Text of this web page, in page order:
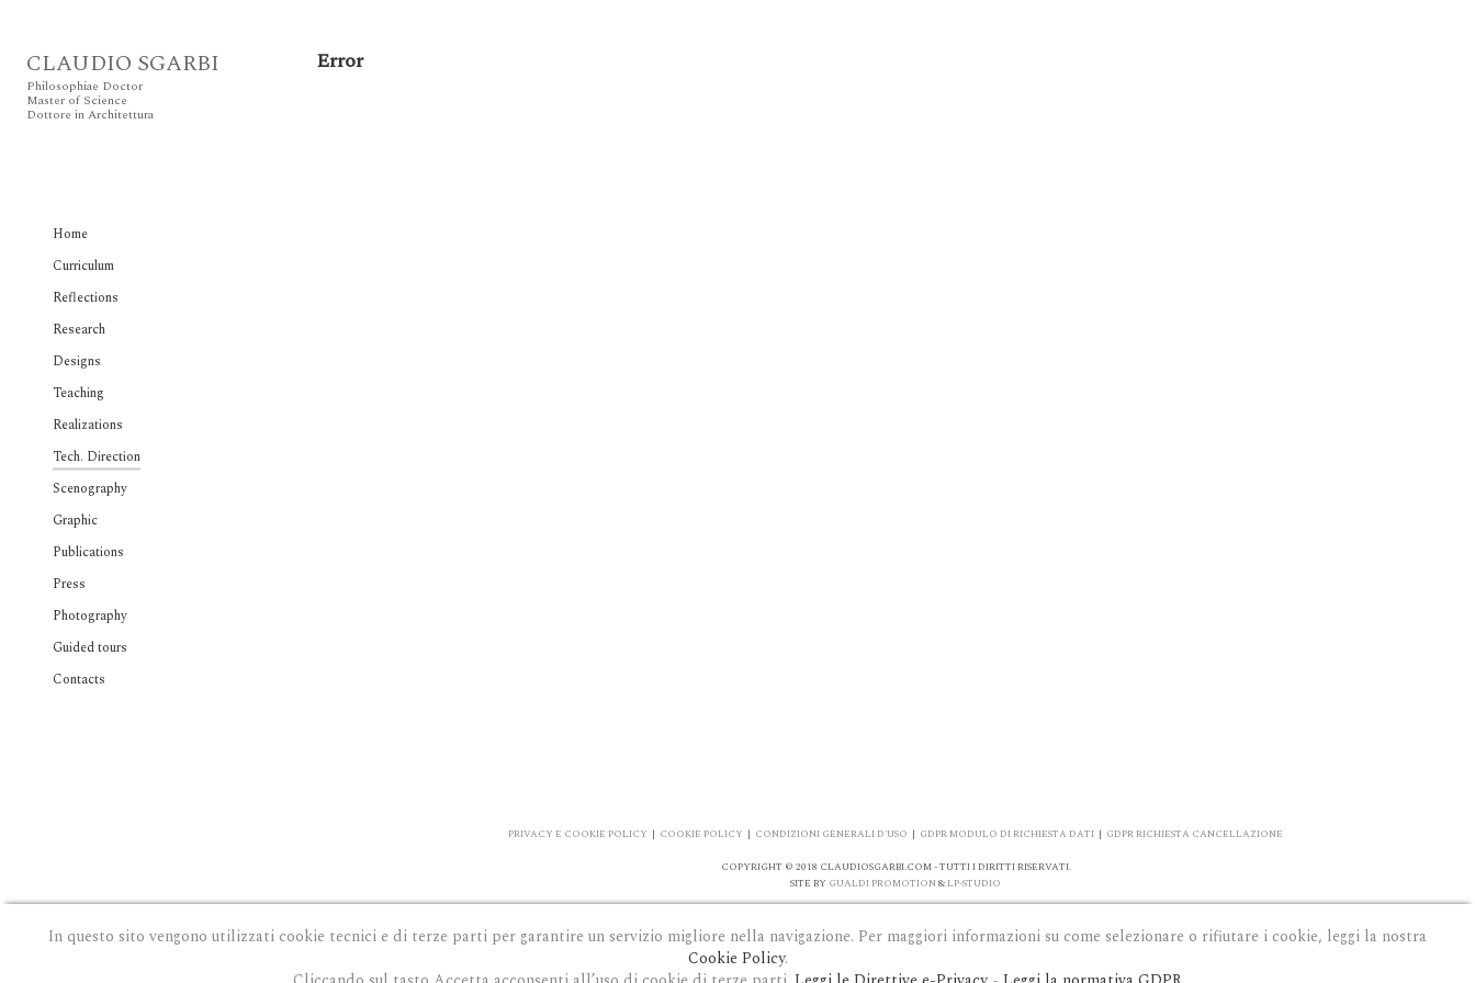
CLAUDIO SGARBI
Philosophiae Doctor
Master of Science
Dottore in Architettura
Home
Curriculum
Reflections
Research
Designs
Teaching
Realizations
Tech. Direction
Scenography
Graphic
Publications
Press
Photography
Guided tours
Contacts
Error
PRIVACY E COOKIE POLICY | COOKIE POLICY | CONDIZIONI GENERALI D'USO | GDPR MODULO DI RICHIESTA DATI | GDPR RICHIESTA CANCELLAZIONE
COPYRIGHT © 2018 CLAUDIOSGARBI.COM - TUTTI I DIRITTI RISERVATI.
SITE BY GUALDI PROMOTION & LP-STUDIO
In questo sito vengono utilizzati cookie tecnici e di terze parti per garantire un servizio migliore nella navigazione. Per maggiori informazioni su come selezionare o rifiutare i cookie, leggi la nostra
Cookie Policy.